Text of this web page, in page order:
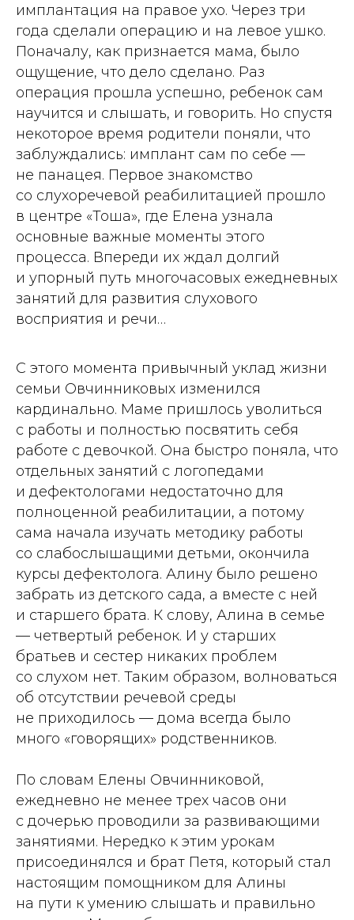
имплантация на правое ухо. Через три
года сделали операцию и на левое ушко.
Поначалу, как признается мама, было
ощущение, что дело сделано. Раз
операция прошла успешно, ребенок сам
научится и слышать, и говорить. Но спустя
некоторое время родители поняли, что
заблуждались: имплант сам по себе —
не панацея. Первое знакомство
со слухоречевой реабилитацией прошло
в центре «Тоша», где Елена узнала
основные важные моменты этого
процесса. Впереди их ждал долгий
и упорный путь многочасовых ежедневных
занятий для развития слухового
восприятия и речи…
С этого момента привычный уклад жизни
семьи Овчинниковых изменился
кардинально. Маме пришлось уволиться
с работы и полностью посвятить себя
работе с девочкой. Она быстро поняла, что
отдельных занятий с логопедами
и дефектологами недостаточно для
полноценной реабилитации, а потому
сама начала изучать методику работы
со слабослышащими детьми, окончила
курсы дефектолога. Алину было решено
забрать из детского сада, а вместе с ней
и старшего брата. К слову, Алина в семье
— четвертый ребенок. И у старших
братьев и сестер никаких проблем
со слухом нет. Таким образом, волноваться
об отсутствии речевой среды
не приходилось — дома всегда было
много «говорящих» родственников.
По словам Елены Овчинниковой,
ежедневно не менее трех часов они
с дочерью проводили за развивающими
занятиями. Нередко к этим урокам
присоединялся и брат Петя, который стал
настоящим помощником для Алины
на пути к умению слышать и правильно